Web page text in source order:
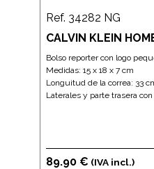
Ref. 34282 NG
CALVIN KLEIN
Bolso reporter con logo
Medidas: 15 x 18 x 7 cm
Longuitud de la correa: 33
Laterales y parte trasera con
89.90 € (IVA incl.)